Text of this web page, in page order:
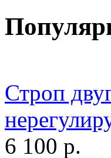
Строп
6 100 р.